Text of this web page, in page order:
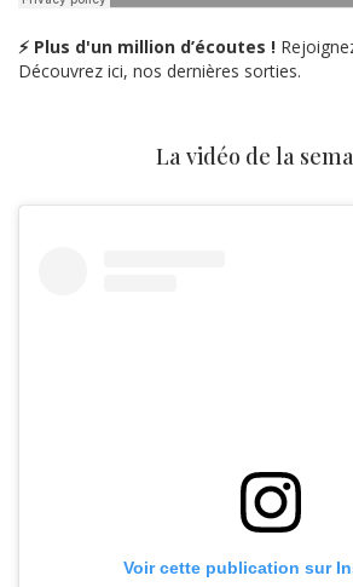
⚡ Plus d'un million d’écoutes !
Découvrez ici, nos dernières sorties.
La vidéo de la
Voir cette publication sur